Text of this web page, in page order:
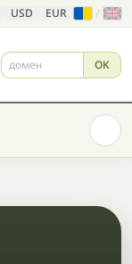
USD EUR /
OK